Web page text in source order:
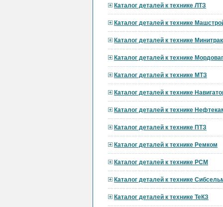
Каталог деталей к технике ЛТЗ
Каталог деталей к технике
Каталог деталей к технике
Каталог деталей к технике
Каталог деталей к технике МТЗ
Каталог деталей к технике
Каталог деталей к технике
Каталог деталей к технике ПТЗ
Каталог деталей к технике Ремком
Каталог деталей к технике РСМ
Каталог деталей к технике
Каталог деталей к технике ТеКЗ